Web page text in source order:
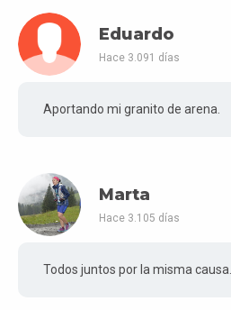
Eduardo
Hace 3.091 días
Aportando mi granito de arena.
Marta
Hace 3.105 días
Todos juntos por la misma